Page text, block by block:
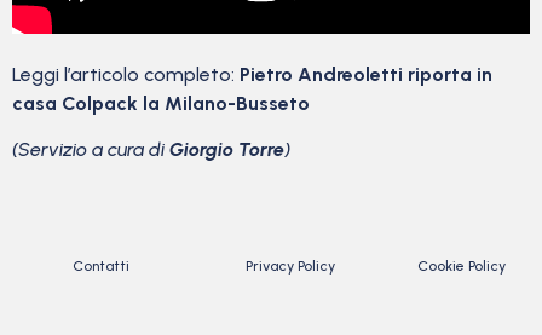
Leggi l’articolo completo: Pietro Andreoletti riporta in
casa Colpack la Milano-Busseto
(Servizio a cura di Giorgio Torre)
Contatti Privacy Policy Cookie Policy